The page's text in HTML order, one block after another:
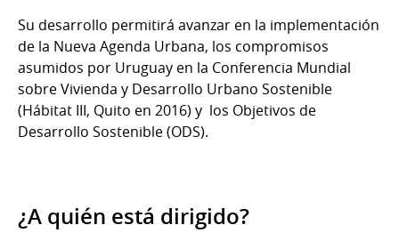
Su desarrollo permitirá avanzar en la implementación
de la Nueva Agenda Urbana, los compromisos
asumidos por Uruguay en la Conferencia Mundial
sobre Vivienda y Desarrollo Urbano Sostenible
(Hábitat III, Quito en 2016) y los Objetivos de
Desarrollo Sostenible (ODS).
¿A quién está dirigido?